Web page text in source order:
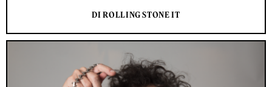
DI ROLLING STONE IT